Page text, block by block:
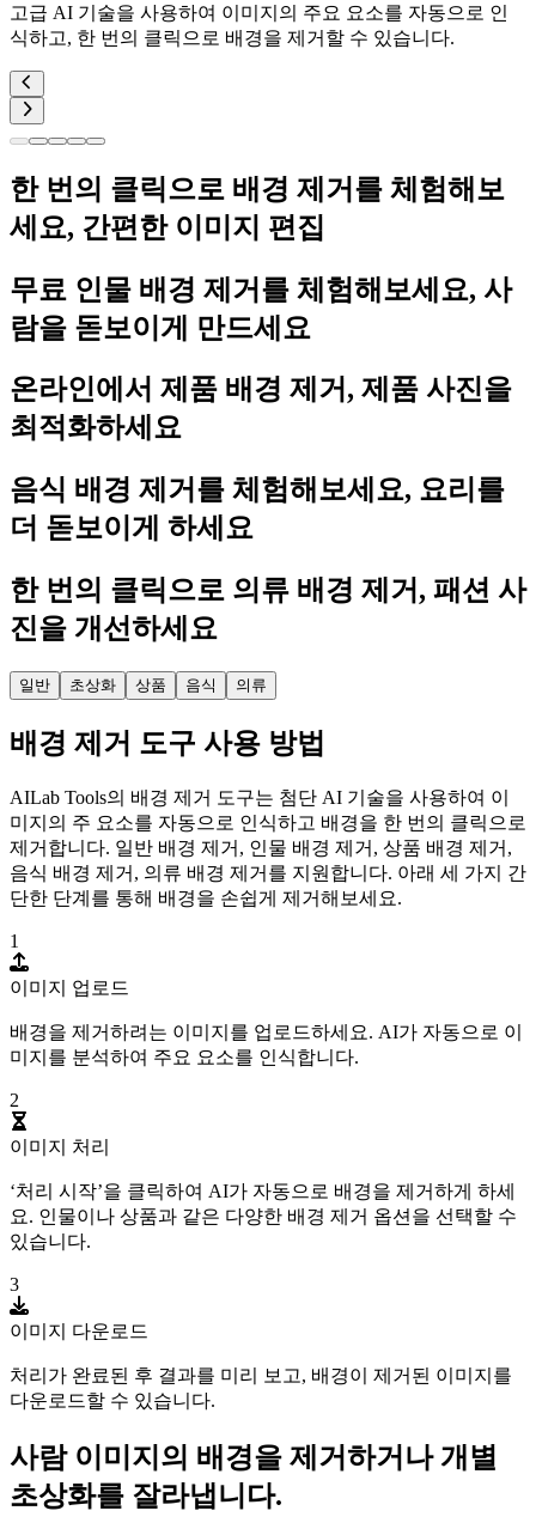
고급 AI 기술을 사용하여 이미지의 주요 요소를 자동으로 인
식하고, 한 번의 클릭으로 배경을 제거할 수 있습니다.
한 번의 클릭으로 배경 제거를 체험해보
세요, 간편한 이미지 편집
무료 인물 배경 제거를 체험해보세요, 사
람을 돋보이게 만드세요
온라인에서 제품 배경 제거, 제품 사진을
최적화하세요
음식 배경 제거를 체험해보세요, 요리를
더 돋보이게 하세요
한 번의 클릭으로 의류 배경 제거, 패션 사
진을 개선하세요
일반 초상화 상품 음식 의류
배경 제거 도구 사용 방법
AILab Tools의 배경 제거 도구는 첨단 AI 기술을 사용하여 이
미지의 주 요소를 자동으로 인식하고 배경을 한 번의 클릭으로
제거합니다. 일반 배경 제거, 인물 배경 제거, 상품 배경 제거,
음식 배경 제거, 의류 배경 제거를 지원합니다. 아래 세 가지 간
단한 단계를 통해 배경을 손쉽게 제거해보세요.
1
이미지 업로드
배경을 제거하려는 이미지를 업로드하세요. AI가 자동으로 이
미지를 분석하여 주요 요소를 인식합니다.
2
이미지 처리
‘처리 시작’을 클릭하여 AI가 자동으로 배경을 제거하게 하세
요. 인물이나 상품과 같은 다양한 배경 제거 옵션을 선택할 수
있습니다.
3
이미지 다운로드
처리가 완료된 후 결과를 미리 보고, 배경이 제거된 이미지를
다운로드할 수 있습니다.
사람 이미지의 배경을 제거하거나 개별
초상화를 잘라냅니다.